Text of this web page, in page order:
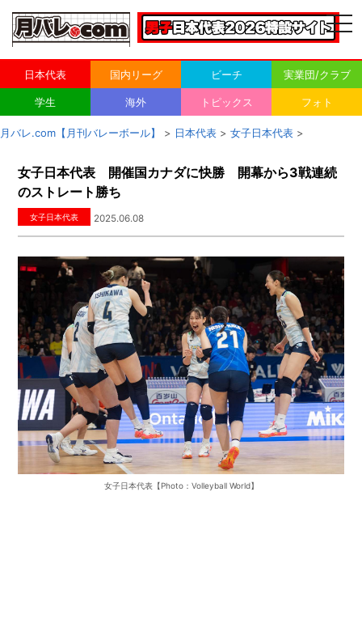
日本代表 国内リーグ ビーチ 実業団/クラブ
学生 海外 トピックス フォト
月バレ.com【月刊バレーボール】 > 日本代表 > 女子日本代表 >
女子日本代表 開催国カナダに快勝 開幕から3戦連続
のストレート勝ち
女子日本代表 2025.06.08
女子日本代表【Photo：Volleyball World】